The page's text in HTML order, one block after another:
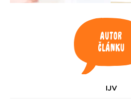
Autor
článku
IJV